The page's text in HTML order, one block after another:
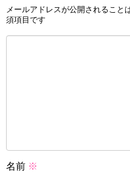
メールアドレスが公開されること
須項目です
名前 ※